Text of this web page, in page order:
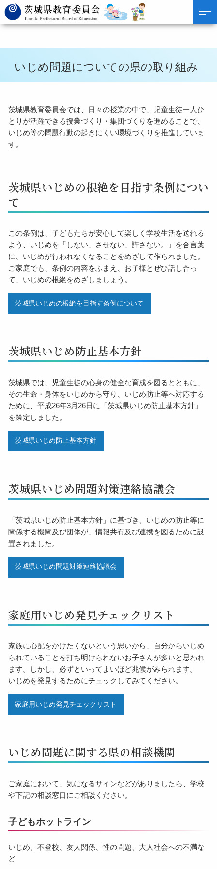
いじめ問題についての県の取り組み
茨城県教育委員会では、日々の授業の中で、児童生徒一人ひ
とりが活躍できる授業づくり・集団づくりを進めることで、
いじめ等の問題行動の起きにくい環境づくりを推進していま
す。
茨城県いじめの根絶を目指す条例につい
て
この条例は、子どもたちが安心して楽しく学校生活を送れる
よう、いじめを「しない、させない、許さない。」を合言葉
に、いじめが行われなくなることをめざして作られました。
ご家庭でも、条例の内容をふまえ、お子様とぜひ話し合っ
て、いじめの根絶をめざしましょう。
茨城県いじめの根絶を目指す条例について
茨城県いじめ防止基本方針
茨城県では、児童生徒の心身の健全な育成を図るとともに、
その生命・身体をいじめから守り、いじめ防止等へ対応する
ために、平成26年3月26日に「茨城県いじめ防止基本方針」
を策定しました。
茨城県いじめ防止基本方針
茨城県いじめ問題対策連絡協議会
「茨城県いじめ防止基本方針」に基づき、いじめの防止等に
関係する機関及び団体が、情報共有及び連携を図るために設
置されました。
茨城県いじめ問題対策連絡協議会
家庭用いじめ発見チェックリスト
家族に心配をかけたくないという思いから、自分からいじめ
られていることを打ち明けられないお子さんが多いと思われ
ます。しかし、必ずといってよいほど兆候がみられます。
いじめを発見するためにチェックしてみてください。
家庭用いじめ発見チェックリスト
いじめ問題に関する県の相談機関
ご家庭において、気になるサインなどがありましたら、学校
や下記の相談窓口にご相談ください。
子どもホットライン
いじめ、不登校、友人関係、性の問題、大人社会への不満な
ど